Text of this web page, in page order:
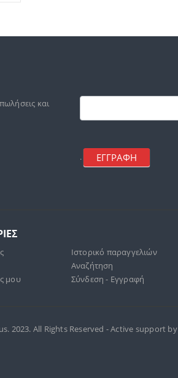
και mailchimp
. ΕΓΓΡΑΦΗ
μου
Ιστορικό παραγγελιών
Αναζήτηση
Σύνδεση - Εγγραφή
2023. All Rights Reserved - Active support by